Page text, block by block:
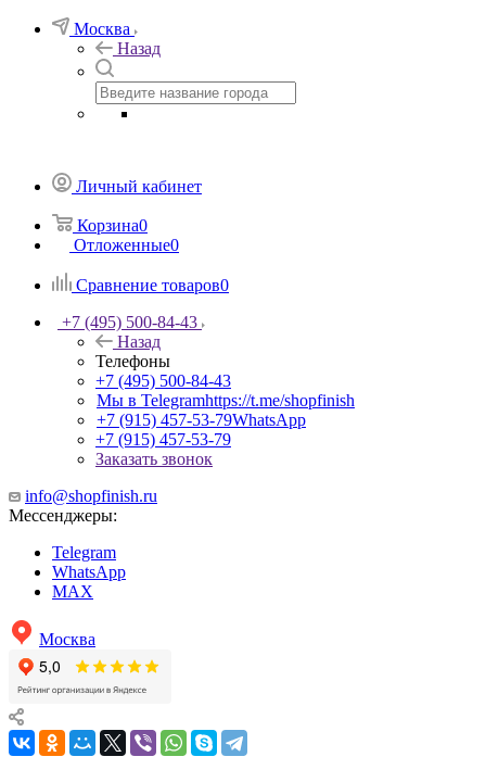
Москва
Назад
Личный кабинет
Корзина0
Отложенные0
Сравнение товаров0
+7 (495) 500-84-43
Назад
Телефоны
+7 (495) 500-84-43
Мы в Telegramhttps://t.me/shopfinish
+7 (915) 457-53-79WhatsApp
+7 (915) 457-53-79
Заказать звонок
info@shopfinish.ru
Мессенджеры:
Telegram
WhatsApp
MAX
Москва